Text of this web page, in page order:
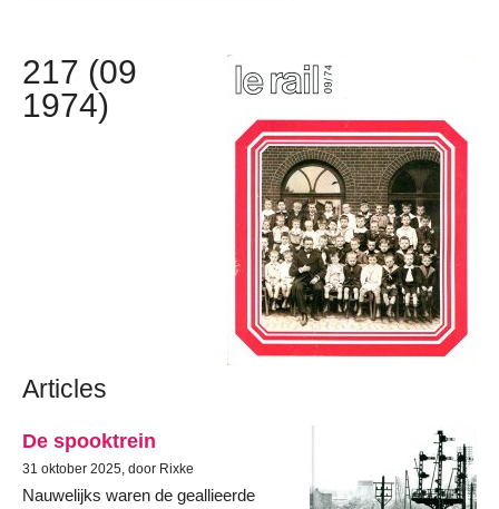
217 (09
1974)
Articles
De spooktrein
31 oktober 2025, door Rixke
Nauwelijks waren de geallieerde